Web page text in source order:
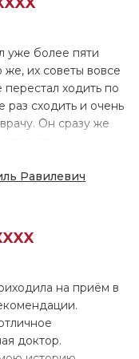
больше часа,
долго!
и сейчас мы
моё состояние.
как
проговорила. У
случай, поэтому
что всё
в августе
уже более пяти
же, их советы вовсе
ходить по
сходить и очень
Он сразу же
очень подошло,
Равилевич
на приём в
доктор.